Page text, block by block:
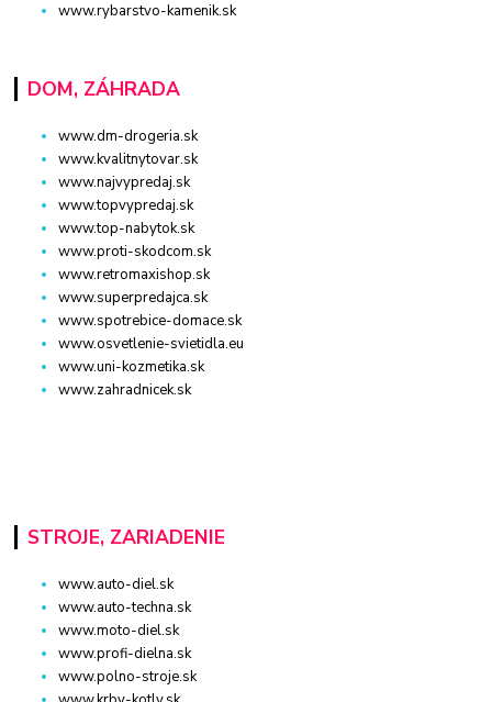
www.rybarstvo-kamenik.sk
DOM, ZÁHRADA
www.dm-drogeria.sk
www.kvalitnytovar.sk
www.najvypredaj.sk
www.topvypredaj.sk
www.top-nabytok.sk
www.proti-skodcom.sk
www.retromaxishop.sk
www.superpredajca.sk
www.spotrebice-domace.sk
www.osvetlenie-svietidla.eu
www.uni-kozmetika.sk
www.zahradnicek.sk
STROJE, ZARIADENIE
www.auto-diel.sk
www.auto-techna.sk
www.moto-diel.sk
www.profi-dielna.sk
www.polno-stroje.sk